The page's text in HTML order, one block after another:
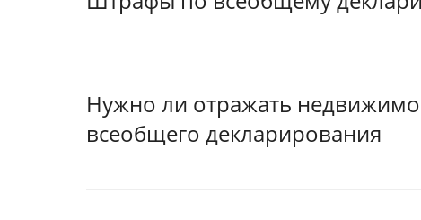
Нужно ли отражать
всеобщего декларирования